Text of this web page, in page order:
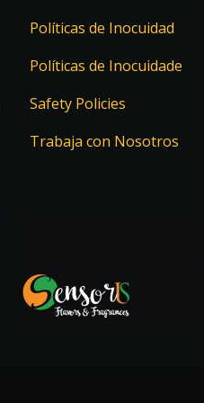
Políticas de Inocuidad
Políticas de Inocuidade
Safety Policies
Trabaja con Nosotros